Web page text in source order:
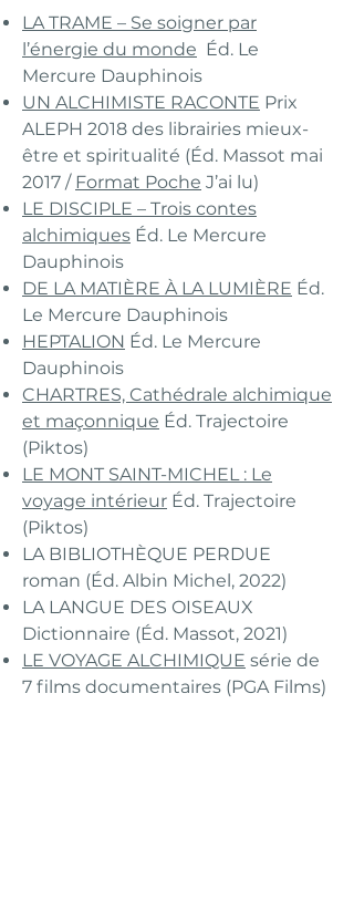
LA TRAME – Se soigner par
l’énergie du monde Éd. Le
Mercure Dauphinois
UN ALCHIMISTE RACONTE Prix
ALEPH 2018 des librairies mieux-
être et spiritualité (Éd. Massot mai
2017 / Format Poche J’ai lu)
LE DISCIPLE – Trois contes
alchimiques Éd. Le Mercure
Dauphinois
DE LA MATIÈRE À LA LUMIÈRE Éd.
Le Mercure Dauphinois
HEPTALION Éd. Le Mercure
Dauphinois
CHARTRES, Cathédrale alchimique
et maçonnique Éd. Trajectoire
(Piktos)
LE MONT SAINT-MICHEL : Le
voyage intérieur Éd. Trajectoire
(Piktos)
LA BIBLIOTHÈQUE PERDUE
roman (Éd. Albin Michel, 2022)
LA LANGUE DES OISEAUX
Dictionnaire (Éd. Massot, 2021)
LE VOYAGE ALCHIMIQUE série de
7 films documentaires (PGA Films)